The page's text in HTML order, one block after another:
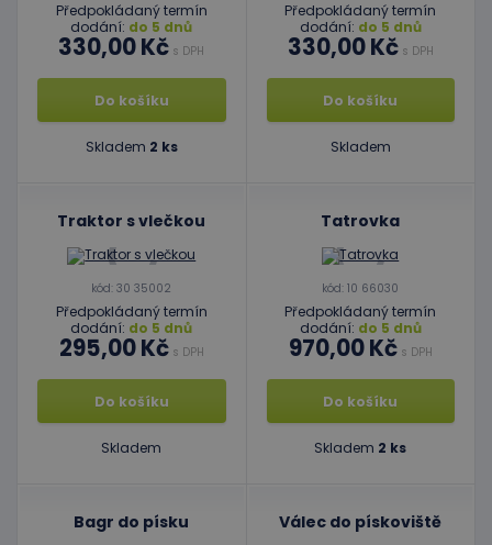
Předpokládaný termín
dodání: do 5 dnů
330,00 Kč s DPH
Do košíku
Skladem 2 ks
Předpokládaný termín
dodání: do 5 dnů
330,00 Kčs DPH
Do košíku
Skladem
Traktor s vlečkou
kód: 30 35002
Předpokládaný termín
dodání: do 5 dnů
295,00 Kčs DPH
Do košíku
Skladem
Tatrovka
kód: 10 66030
Předpokládaný termín
dodání: do 5 dnů
970,00 Kčs DPH
Do košíku
Skladem 2 ks
Bagr do písku Válec do pískoviště